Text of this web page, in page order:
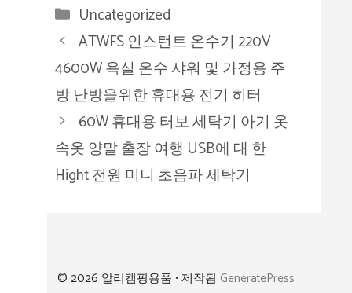
카
테
고
리
Uncategorized
ATWFS 인스턴트 온수기 220V
4600W 욕실 온수 샤워 및 가정용 주
방 난방을위한 휴대용 전기 히터
60W 휴대용 터보 세탁기 아기 옷
속옷 양말 출장 여행 USB에 대 한
Hight 전원 미니 초음파 세탁기
© 2026 알리캠핑용품 • 제작됨 GeneratePress